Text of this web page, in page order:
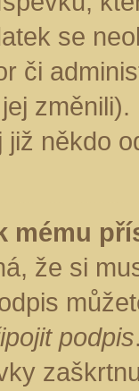
se
či
někdo
mému
že si
podpis